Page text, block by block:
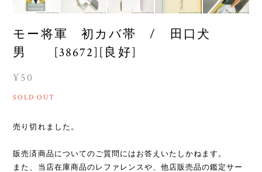
モー将軍 初カバ帯 / 田口犬
男 [38672][良好]
¥50
SOLD OUT
売り切れました。
販売済商品についてのご質問にはお答えいたしかねます。
また、当店在庫商品のレファレンスや、他店販売品の鑑定サー